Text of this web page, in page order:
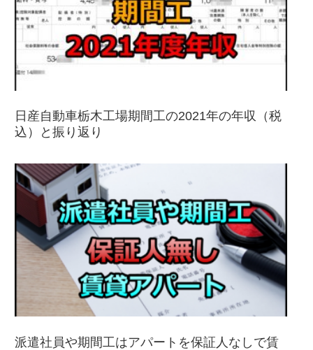
日産自動車栃木工場期間工の2021年の年収（税
込）と振り返り
派遣社員や期間工はアパートを保証人なしで賃